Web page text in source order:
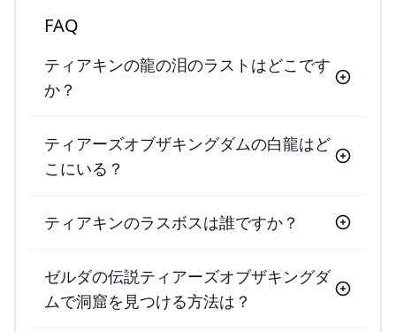
FAQ
ティアキンの龍の泪のラストはどこです
か？
ティアーズオブザキングダムの白龍はど
こにいる？
ティアキンのラスボスは誰ですか？
ゼルダの伝説ティアーズオブザキングダ
ムで洞窟を見つける方法は？